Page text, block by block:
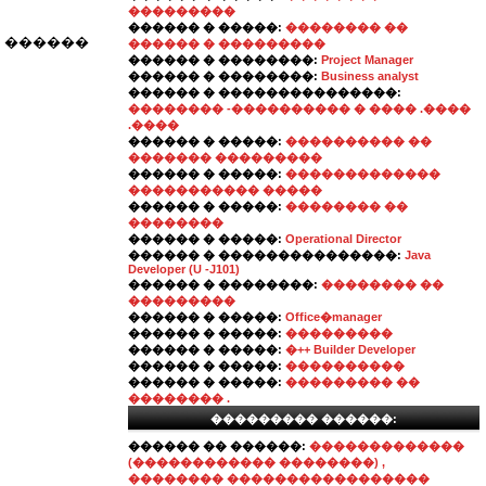
������
���������
������ � �����: �������� ��
������ � ���������
������ � ��������: Project Manager
������ � ��������: Business analyst
������ � ���������������:
�������� -���������� � ���� .����
.����
������ � �����: ���������� ��
������� ���������
������ � �����: �������������
����������� �����
������ � �����: �������� ��
��������
������ � �����: Operational Director
������ � ���������������: Java
Developer (U -J101)
������ � ��������: �������� ��
���������
������ � �����: Office�manager
������ � �����: ���������
������ � �����: �++ Builder Developer
������ � �����: ����������
������ � �����: ��������� ��
�������� .
��������� ������:
������ �� ������: �������������
(������������ ��������) ,
�������� �����������������